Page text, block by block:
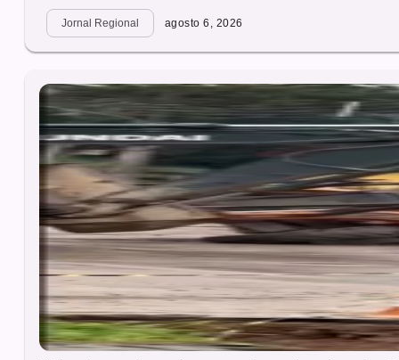
Jornal Regional agosto 6, 2026